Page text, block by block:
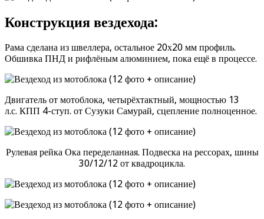
Конструкция вездехода:
Рама сделана из швеллера, остальное 20х20 мм профиль.
Обшивка ПНД и рифлёным алюминием, пока ещё в процессе.
Двигатель от мотоблока, четырёхтактный, мощностью 13
л.с. КПП 4-ступ. от Сузуки Самурай, сцепление полноценное.
Рулевая рейка Ока переделанная. Подвеска на рессорах, шины
30/12/12 от квадроцикла.